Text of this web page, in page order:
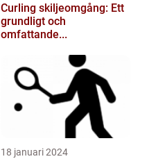
Curling skiljeomgång: Ett
grundligt och
omfattande...
18 januari 2024